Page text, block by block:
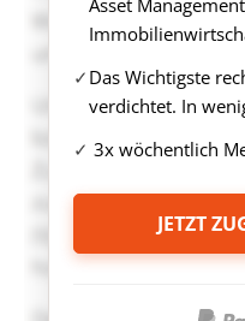
Asset
Das Wichtigste
verdichtet. In
3x wöchentlich
JETZT